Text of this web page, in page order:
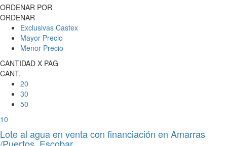
ORDENAR POR
ORDENAR
Exclusivas Castex
Mayor Precio
Menor Precio
CANTIDAD X PAG
CANT.
20
30
50
10
Lote al agua en venta con financiación en Amarras
/Puertos, Escobar